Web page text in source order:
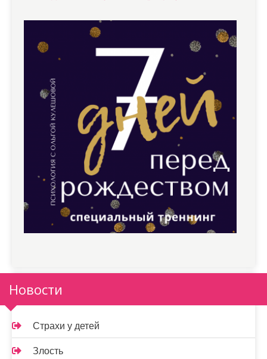
Новости
Страхи у детей
Злость